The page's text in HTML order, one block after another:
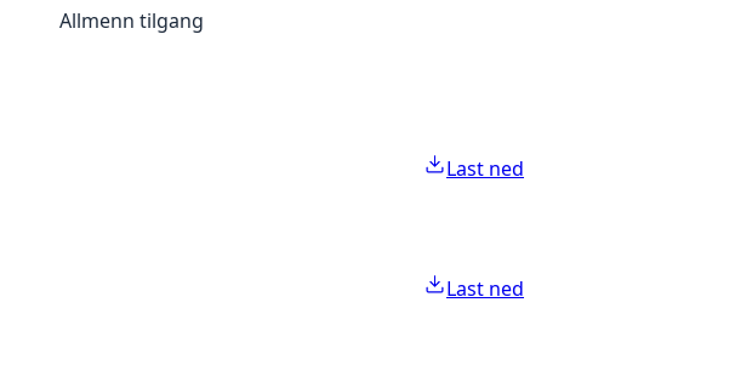
Allmenn tilgang
Last ned
Last ned